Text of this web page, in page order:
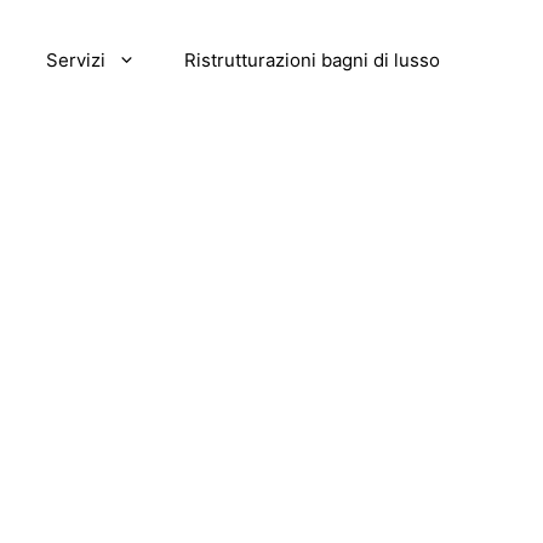
Servizi Ristrutturazioni bagni di lusso